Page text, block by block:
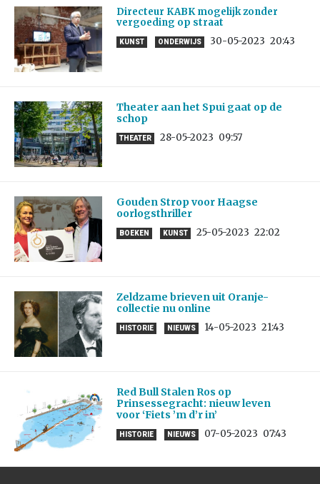
Directeur KABK mogelijk zonder
vergoeding op straat
KUNST ONDERWIJS 30-05-2023 20:43
Theater aan het Spui gaat op de
schop
THEATER 28-05-2023 09:57
Gouden Strop voor Haagse
oorlogsthriller
BOEKEN KUNST 25-05-2023 22:02
Zeldzame brieven uit Oranje-
collectie nu online
HISTORIE NIEUWS 14-05-2023 21:43
Red Bull Stalen Ros op
Prinsessegracht: nieuw leven
voor ‘Fiets ’m d’r in’
HISTORIE NIEUWS 07-05-2023 07:43